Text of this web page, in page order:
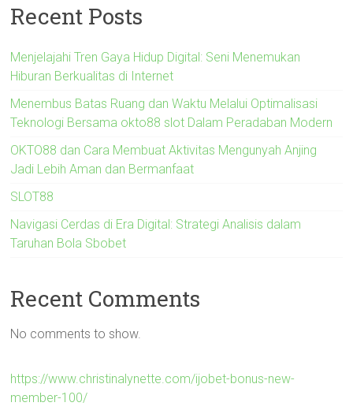
Recent Posts
Menjelajahi Tren Gaya Hidup Digital: Seni Menemukan
Hiburan Berkualitas di Internet
Menembus Batas Ruang dan Waktu Melalui Optimalisasi
Teknologi Bersama okto88 slot Dalam Peradaban Modern
OKTO88 dan Cara Membuat Aktivitas Mengunyah Anjing
Jadi Lebih Aman dan Bermanfaat
SLOT88
Navigasi Cerdas di Era Digital: Strategi Analisis dalam
Taruhan Bola Sbobet
Recent Comments
No comments to show.
https://www.christinalynette.com/ijobet-bonus-new-
member-100/